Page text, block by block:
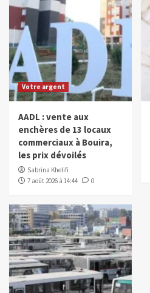
Votre argent
AADL : vente aux
enchères de 13 locaux
commerciaux à Bouira,
les prix dévoilés
Sabrina Khelifi
7 août 2026 à 14:44
0